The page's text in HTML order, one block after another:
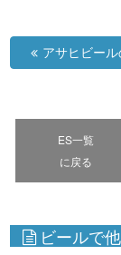
アサヒビー
ES一覧
に戻る
ビールで